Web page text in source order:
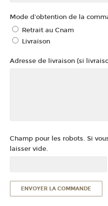
Mode d'obtention de la
Retrait au Cnam
Livraison
Adresse de livraison (si
Champ pour les robots. Si
laisser vide.